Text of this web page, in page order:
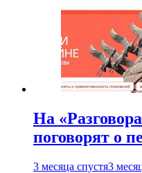
На
поговорят о
3 месяца спустя3